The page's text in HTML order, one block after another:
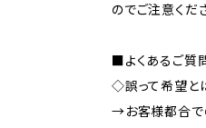
のでご注意くだ
■よくあるご質
◇誤って希望と
→お客様都合で